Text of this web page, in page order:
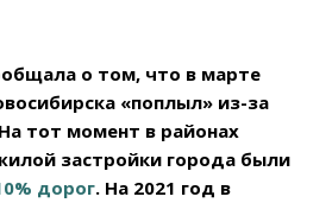
о том, что в марте
«поплыл» из-за
тот момент в районах
застройки города были
дорог. На 2021 год в